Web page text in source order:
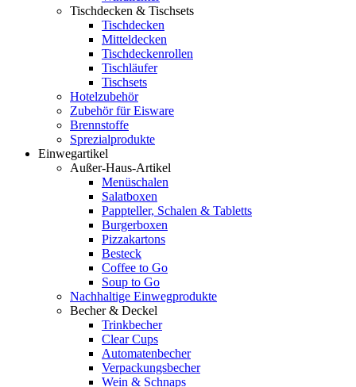
Tischdecken & Tischsets
Tischdecken
Mitteldecken
Tischdeckenrollen
Tischläufer
Tischsets
Hotelzubehör
Zubehör für Eisware
Brennstoffe
Sprezialprodukte
Einwegartikel
Außer-Haus-Artikel
Menüschalen
Salatboxen
Pappteller, Schalen & Tabletts
Burgerboxen
Pizzakartons
Besteck
Coffee to Go
Soup to Go
Nachhaltige Einwegprodukte
Becher & Deckel
Trinkbecher
Clear Cups
Automatenbecher
Verpackungsbecher
Wein & Schnaps